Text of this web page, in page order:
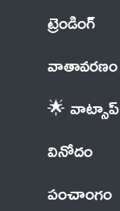
ట్రెండింగ్
వాతావరణం
🌟
వినోదం
పంచాంగం